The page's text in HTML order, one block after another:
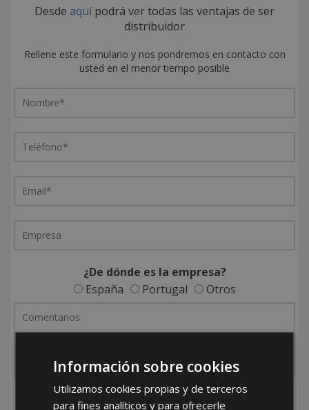
Desde aquípodrá ver todas las ventajas de ser
distribuidor
Rellene este formulario y nos pondremos en contacto con
usted en el menor tiempo posible
¿De dónde es la empresa?
España
Portugal Otros
He leído y acepto laPolítica de Privacidad
Información sobre cookies
Utilizamos cookies propias y de terceros
para fines analíticos y para ofrecerle